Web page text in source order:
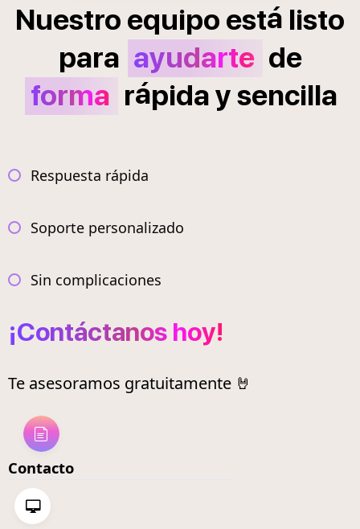
Nuestro equipo está listo
para ayudarte de
forma rápidaysencilla
Respuesta rápida
Soporte personalizado
Sin complicaciones
¡Contáctanos hoy!
Te asesoramos gratuitamente 🤘
Contacto